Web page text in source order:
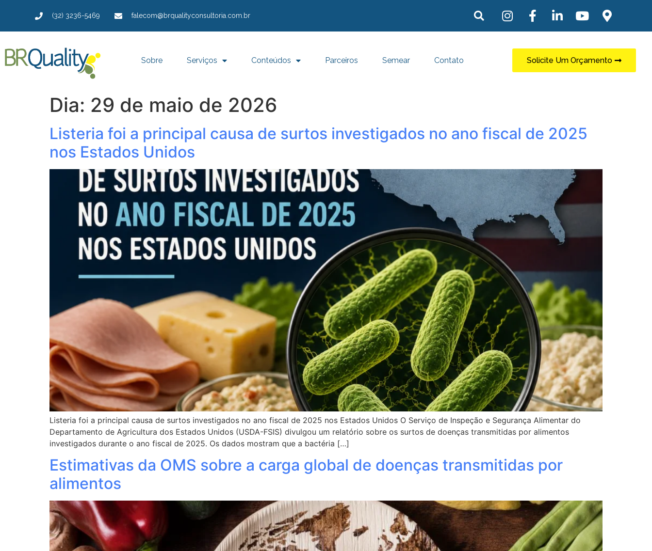
(32) 3236-5469 falecom@brqualityconsultoria.com.br
Sobre Serviços Conteúdos Parceiros Semear Contato Solicite Um Orçamento
Dia: 29 de maio de 2026
Listeria foi a principal causa de surtos investigados no ano fiscal de 2025
nos Estados Unidos
Listeria foi a principal causa de surtos investigados no ano fiscal de 2025 nos Estados Unidos O Serviço de Inspeção e Segurança Alimentar do
Departamento de Agricultura dos Estados Unidos (USDA-FSIS) divulgou um relatório sobre os surtos de doenças transmitidas por alimentos
investigados durante o ano fiscal de 2025. Os dados mostram que a bactéria […]
Estimativas da OMS sobre a carga global de doenças transmitidas por
alimentos